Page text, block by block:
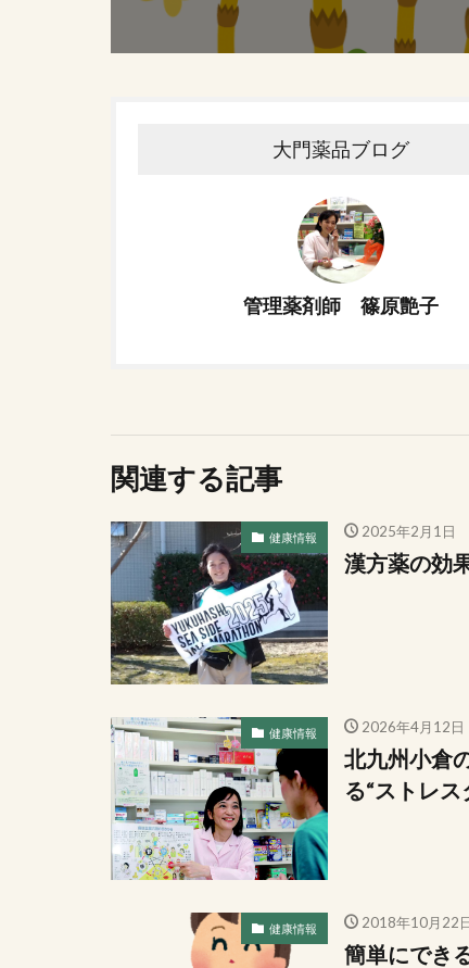
大門薬品ブログ
管理薬剤師 篠原艶子
関連する記事
健康情報 2025年2月1日
漢方薬の効
健康情報 2026年4月12日
北九州小倉
る“ストレス
健康情報 2018年10月22
簡単にでき